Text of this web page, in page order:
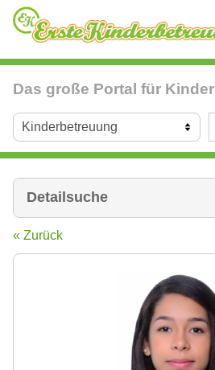
Das große Portal für
Detailsuche
« Zurück